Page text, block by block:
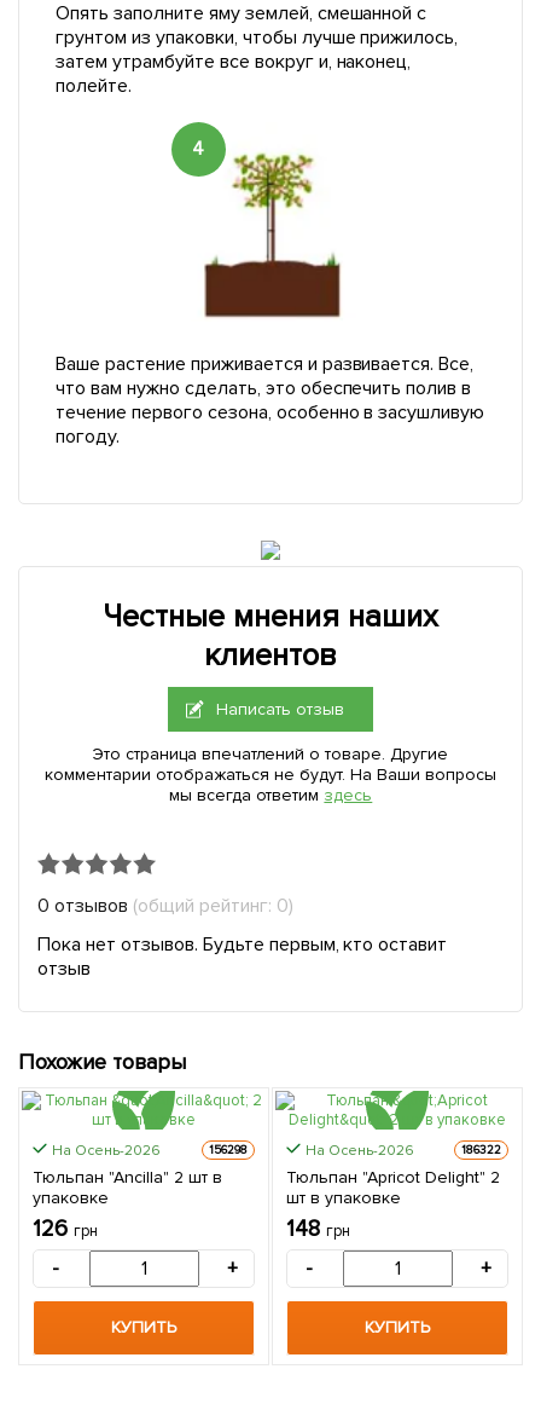
Опять заполните яму землей, смешанной с
грунтом из упаковки, чтобы лучше прижилось,
затем утрамбуйте все вокруг и, наконец,
полейте.
4
Ваше растение приживается и развивается. Все,
что вам нужно сделать, это обеспечить полив в
течение первого сезона, особенно в засушливую
погоду.
Честные мнения наших
клиентов
Написать отзыв
Это страница впечатлений о товаре. Другие
комментарии отображаться не будут. На Ваши вопросы
мы всегда ответим здесь
0 отзывов (общий рейтинг: 0)
Пока нет отзывов. Будьте первым, кто оставит
отзыв
Похожие товары
На Осень-2026 156298
Тюльпан "Ancilla" 2 шт в
упаковке
126 грн
- +
КУПИТЬ
На Осень-2026 186322
Тюльпан "Apricot Delight" 2
шт в упаковке
148 грн
- +
КУПИТЬ